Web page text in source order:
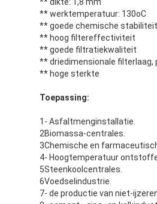
** werktemperatuur: 130oC
** goede chemische stabiliteit
** hoog filtereffectiviteit
** goede filtratiekwaliteit
** driedimensionale filterlaag,
** hoge sterkte
Toepassing:
1- Asfaltmenginstallatie.
2Biomassa-centrales.
3Chemische en
4- Hoogtemperatuur
5Steenkoolcentrales.
6Voedselindustrie.
7- de productie van niet-